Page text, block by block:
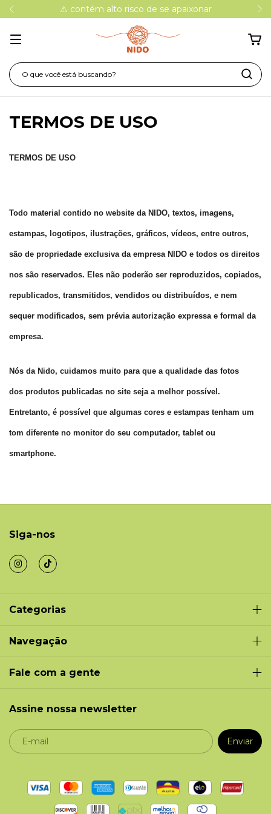
⚠ contém alto risco de se apaixonar
TERMOS DE USO
TERMOS DE USO
Todo material contido no website da NIDO, textos, imagens,
estampas, logotipos, ilustrações, gráficos, vídeos, entre outros,
são de propriedade exclusiva da empresa NIDO e todos os direitos
nos são reservados. Eles não poderão ser reproduzidos, copiados,
republicados, transmitidos, vendidos ou distribuídos, e nem
sequer modificados, sem prévia autorização expressa e formal da
empresa.
Nós da Nido, cuidamos muito para que a qualidade das fotos
dos produtos publicadas no site seja a melhor possível.
Entretanto, é possível que algumas cores e estampas tenham um
tom diferente no monitor do seu computador, tablet ou
smartphone.
Siga-nos
Categorias
Navegação
Fale com a gente
Assine nossa newsletter